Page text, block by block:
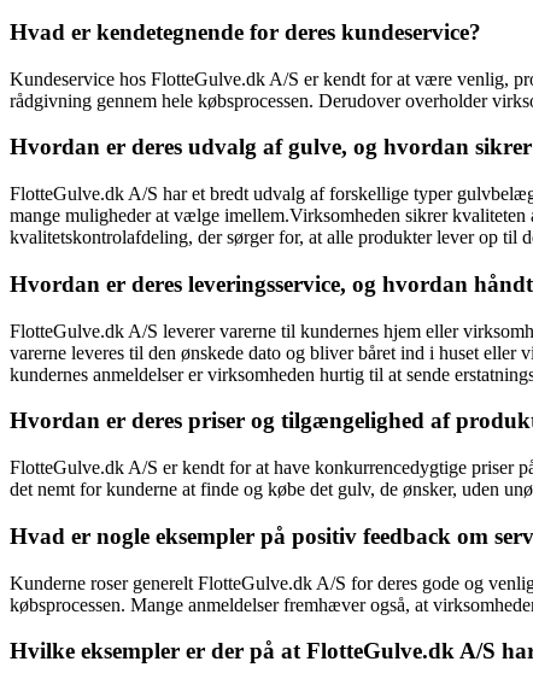
Hvad er kendetegnende for deres kundeservice?
Kundeservice hos FlotteGulve.dk A/S er kendt for at være venlig,
rådgivning gennem hele købsprocessen. Derudover overholder
Hvordan er deres udvalg af gulve, og hvordan
FlotteGulve.dk A/S har et bredt udvalg af forskellige typer
mange muligheder at vælge imellem.Virksomheden sikrer
kvalitetskontrolafdeling, der sørger for, at alle produkter lever op til
Hvordan er deres leveringsservice, og hvordan
FlotteGulve.dk A/S leverer varerne til kundernes hjem eller
varerne leveres til den ønskede dato og bliver båret ind i huset
kundernes anmeldelser er virksomheden hurtig til at sende
Hvordan er deres priser og tilgængelighed af
FlotteGulve.dk A/S er kendt for at have konkurrencedygtige priser
det nemt for kunderne at finde og købe det gulv, de ønsker, uden
Hvad er nogle eksempler på positiv feedback om
Kunderne roser generelt FlotteGulve.dk A/S for deres gode og
købsprocessen. Mange anmeldelser fremhæver også, at
Hvilke eksempler er der på at FlotteGulve.dk A/S